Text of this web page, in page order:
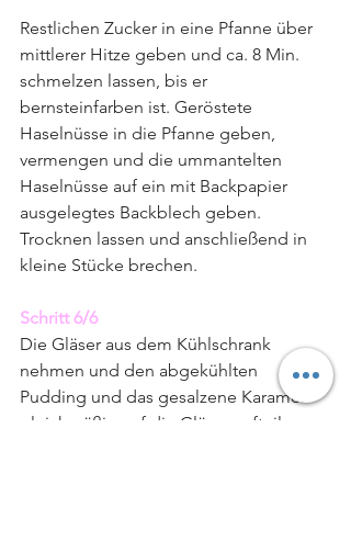
Restlichen Zucker in eine Pfanne über
mittlerer Hitze geben und ca. 8 Min.
schmelzen lassen, bis er
bernsteinfarben ist. Geröstete
Haselnüsse in die Pfanne geben,
vermengen und die ummantelten
Haselnüsse auf ein mit Backpapier
ausgelegtes Backblech geben.
Trocknen lassen und anschließend in
kleine Stücke brechen.
Schritt 6/6
Die Gläser aus dem Kühlschrank
nehmen und den abgekühlten
Pudding und das gesalzene Karamell
gleichmäßig auf die Gläser aufteilen.